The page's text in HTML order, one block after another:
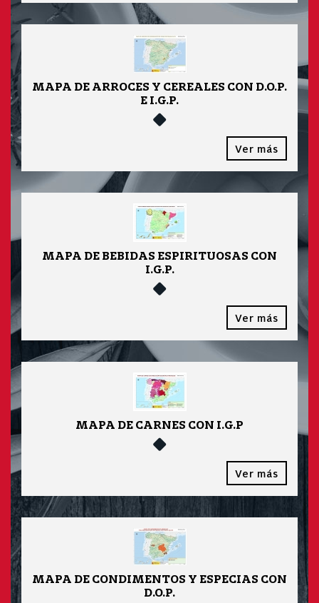
MAPA DE ARROCES Y CEREALES CON D.O.P.
E I.G.P.
Ver más
MAPA DE BEBIDAS ESPIRITUOSAS CON
I.G.P.
Ver más
MAPA DE CARNES CON I.G.P
Ver más
MAPA DE CONDIMENTOS Y ESPECIAS CON
D.O.P.